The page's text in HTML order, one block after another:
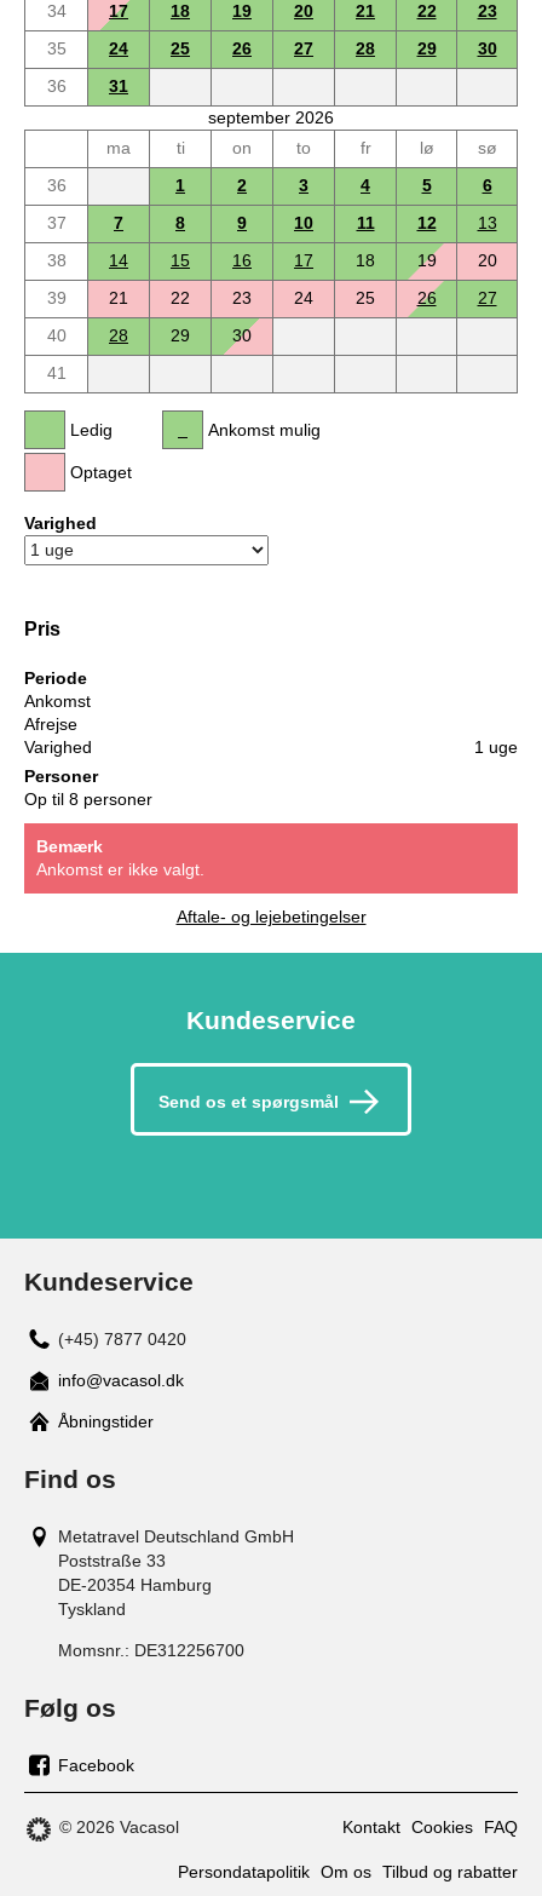
34
17 18 19 20 21 22
23
35
24 25 26 27 28 29
30
36
31
september 2026
ma
ti on to fr lø
sø
36
1 2 3 4 5
6
37
7 8 9 10 11 12
13
38
14 15 16 17 18 19
20
39
21 22 23 24 25 26
27
40
28 29
30
41
Ledig
Optaget
Ankomst mulig
Varighed
Pris
Periode
Ankomst
Afrejse
Varighed
1 uge
Personer
Op til 8 personer
Bemærk
Ankomst er ikke valgt.
Aftale- og lejebetingelser
Kundeservice
Send os et spørgsmål
Kundeservice
(+45) 7877 0420
info@vacasol.dk
Åbningstider
Find os
Metatravel Deutschland GmbH
Poststraße 33
DE-20354 Hamburg
Tyskland
Momsnr.: DE312256700
Følg os
os
på
Facebook
© 2026 Vacasol Kontakt Cookies FAQ
Persondatapolitik Om os Tilbud og rabatter